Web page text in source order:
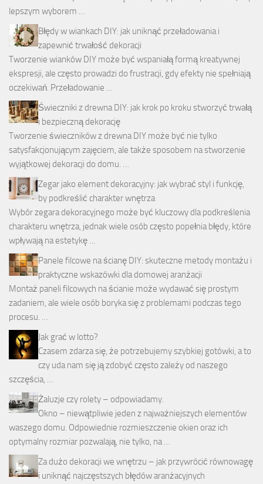
lepszym wyborem …
Błędy w wiankach DIY: jak uniknąć przeładowania i
zapewnić trwałość dekoracji
Tworzenie wianków DIY może być wspaniałą formą kreatywnej
ekspresji, ale często prowadzi do frustracji, gdy efekty nie spełniają
oczekiwań. Przeładowanie …
Świeczniki z drewna DIY: jak krok po kroku stworzyć trwałą
i bezpieczną dekorację
Tworzenie świeczników z drewna DIY może być nie tylko
satysfakcjonującym zajęciem, ale także sposobem na stworzenie
wyjątkowej dekoracji do domu. …
Zegar jako element dekoracyjny: jak wybrać styl i funkcję,
by podkreślić charakter wnętrza
Wybór zegara dekoracyjnego może być kluczowy dla podkreślenia
charakteru wnętrza, jednak wiele osób często popełnia błędy, które
wpływają na estetykę …
Panele filcowe na ścianę DIY: skuteczne metody montażu i
praktyczne wskazówki dla domowej aranżacji
Montaż paneli filcowych na ścianie może wydawać się prostym
zadaniem, ale wiele osób boryka się z problemami podczas tego
procesu. …
Jak grać w lotto?
Czasem zdarza się, że potrzebujemy szybkiej gotówki, a to
czy uda nam się ją zdobyć często zależy od naszego
szczęścia, …
Żaluzje czy rolety – odpowiadamy.
Okno – niewątpliwie jeden z najważniejszych elementów
waszego domu. Odpowiednie rozmieszczenie okien oraz ich
optymalny rozmiar pozwalają, nie tylko, na …
Za dużo dekoracji we wnętrzu – jak przywrócić równowagę
i uniknąć najczęstszych błędów aranżacyjnych